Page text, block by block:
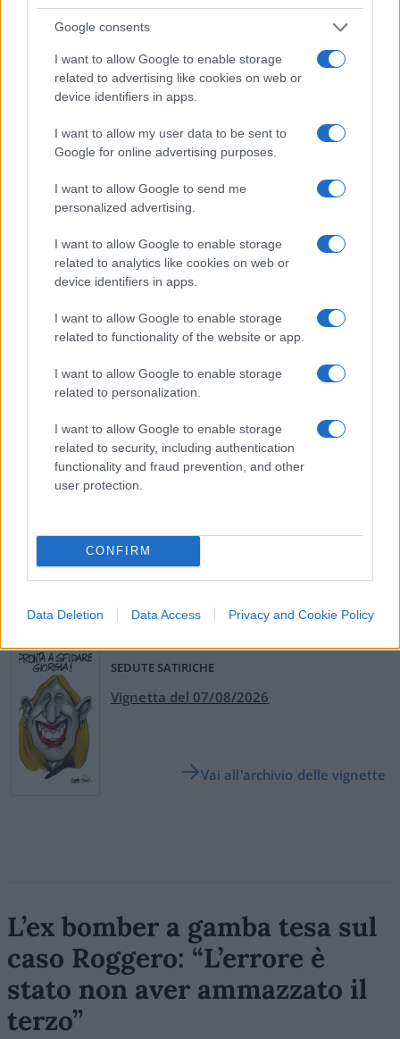
Google consents
I want to allow Google to enable storage
related to advertising like cookies on web or
device identifiers in apps.
I want to allow my user data to be sent to
Google for online advertising purposes.
I want to allow Google to send me
personalized advertising.
I want to allow Google to enable storage
related to analytics like cookies on web or
device identifiers in apps.
I want to allow Google to enable storage
related to functionality of the website or app.
I want to allow Google to enable storage
related to personalization.
I want to allow Google to enable storage
related to security, including authentication
functionality and fraud prevention, and other
user protection.
CONFIRM
Data Deletion Data Access Privacy and Cookie Policy
È una scommessa che scuote comunque la
sinistra, dove in tanti si sforzano di capire il
mondo che verrà. Da Goffredo Bettini, che sta
giovane e determinata populista Elly Schlein,
vulcanica portabandiera Lgbt italiana,
vicepresidente della giunta dell’Emilia che prende
le distanze dal M5s e dal Pd e che da Bologna
punta ora a sfondare a Roma e a Bruxelles con un
movimento ambientalista e, analogamente a Base
Italia, con una politica europea Green & Blue,
verde e digitale, che ridimensioni i governi
nazionali e regoli il potere dei colossi del Tech.
#CENTRODESTRA
#PD
#POLITICA
#POTERE
Pagina
Precedente PAGINA
SEDUTE SATIRICHE
Vignetta del 07/08/2026
Vai all'archivio delle vignette
L’ex bomber a gamba tesa sul
caso Roggero: “L’errore è
stato non aver ammazzato il
terzo”